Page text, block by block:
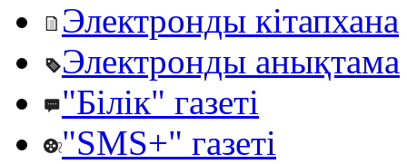
Электронды кітапхана
Электронды анықтама
"Білік" газеті
"SMS+" газеті